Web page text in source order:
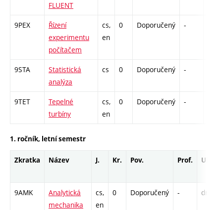
FLUENT
9PEX
Řízení
experimentu
počítačem
cs,
en
0 Doporučený -
9STA
Statistická
analýza
cs 0 Doporučený -
9TET
Tepelné
turbíny
cs,
en
0 Doporučený -
1. ročník, letní semestr
Zkratka Název J. Kr. Pov. Prof. Uk.
9AMK
Analytická
mechanika
cs,
en
0 Doporučený - drzk